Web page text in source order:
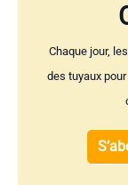
Chaque jour,
des tuyaux